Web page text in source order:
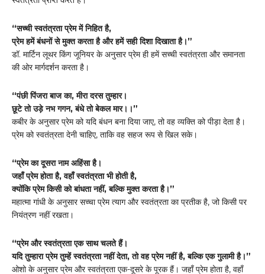
“सच्ची स्वतंत्रता प्रेम में निहित है,
प्रेम हमें बंधनों से मुक्त करता है और हमें सही दिशा दिखाता है।”
डॉ. मार्टिन लूथर किंग जूनियर के अनुसार प्रेम ही हमें सच्ची स्वतंत्रता और समानता
की ओर मार्गदर्शन करता है।
“पंछी पिंजरा बाज का, मीरा दरस तुम्हार।
छूटे तो उड़े नभ गगन, बंधे तो बेकल मार।।”
कबीर के अनुसार प्रेम को यदि बंधन बना दिया जाए, तो वह व्यक्ति को पीड़ा देता है।
प्रेम को स्वतंत्रता देनी चाहिए, ताकि वह सहज रूप से खिल सके।
“प्रेम का दूसरा नाम अहिंसा है।
जहाँ प्रेम होता है, वहाँ स्वतंत्रता भी होती है,
क्योंकि प्रेम किसी को बांधता नहीं, बल्कि मुक्त करता है।”
महात्मा गांधी के अनुसार सच्चा प्रेम त्याग और स्वतंत्रता का प्रतीक है, जो किसी पर
नियंत्रण नहीं रखता।
“प्रेम और स्वतंत्रता एक साथ चलते हैं।
यदि तुम्हारा प्रेम तुम्हें स्वतंत्रता नहीं देता, तो वह प्रेम नहीं है, बल्कि एक गुलामी है।”
ओशो के अनुसार प्रेम और स्वतंत्रता एक-दूसरे के पूरक हैं। जहाँ प्रेम होता है, वहाँ